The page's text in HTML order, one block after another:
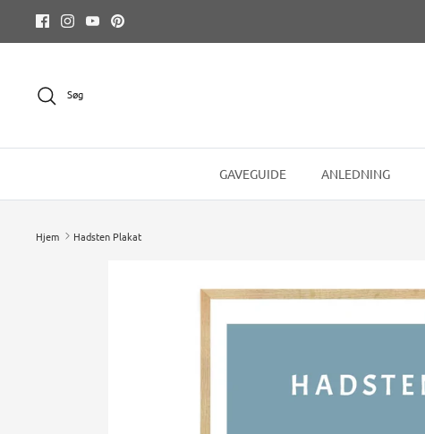
indhold
Søg
GAVEGUIDE ANLEDNING
Hjem Hadsten Plakat